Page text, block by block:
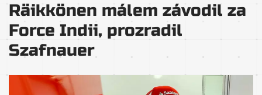
Räikkönen málem závodil za
Force Indii, prozradil
Szafnauer